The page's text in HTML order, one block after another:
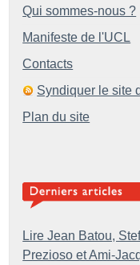
Qui sommes-nous ?
Manifeste de l'UCL
Contacts
Syndiquer le site
Plan du site
Lire Jean Batou,
Prezioso et Ami-